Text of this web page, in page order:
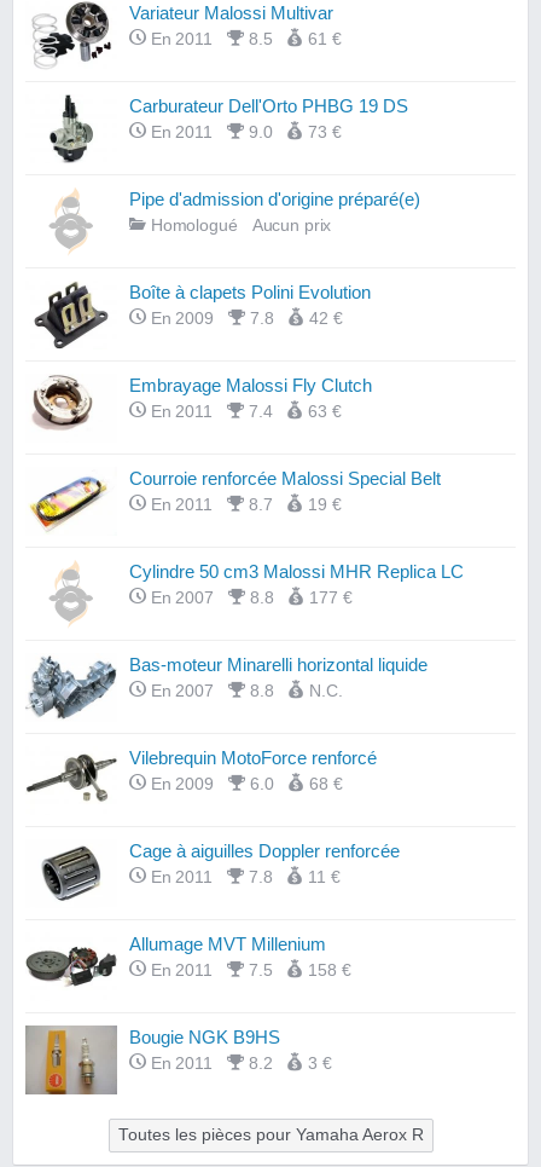
Variateur Malossi Multivar
En 2011 8.5 61 €
Carburateur Dell'Orto PHBG 19 DS
En 2011 9.0 73 €
Pipe d'admission d'origine préparé(e)
Homologué Aucun prix
Boîte à clapets Polini Evolution
En 2009 7.8 42 €
Embrayage Malossi Fly Clutch
En 2011 7.4 63 €
Courroie renforcée Malossi Special Belt
En 2011 8.7 19 €
Cylindre 50 cm3 Malossi MHR Replica LC
En 2007 8.8 177 €
Bas-moteur Minarelli horizontal liquide
En 2007 8.8 N.C.
Vilebrequin MotoForce renforcé
En 2009 6.0 68 €
Cage à aiguilles Doppler renforcée
En 2011 7.8 11 €
Allumage MVT Millenium
En 2011 7.5 158 €
Bougie NGK B9HS
En 2011 8.2 3 €
Toutes les pièces pour Yamaha Aerox R